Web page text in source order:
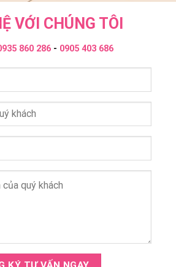
VỚI CHÚNG TÔI
860 286 - 0905 403 686